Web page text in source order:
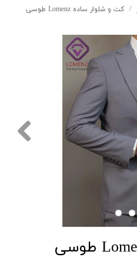
کت و شلوار ساده Lomenz طوسی